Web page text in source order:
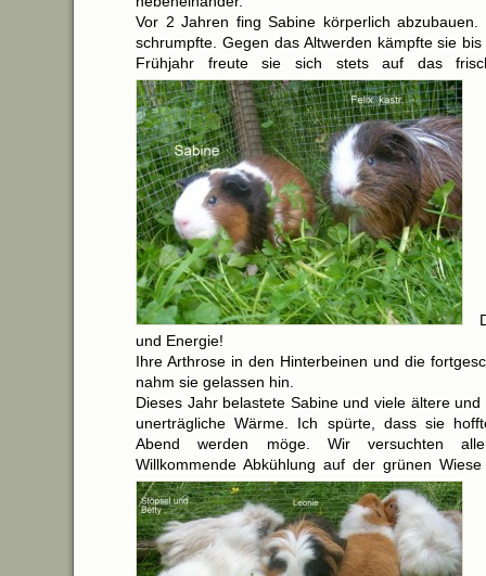
Vor 2 Jahren fing Sabine körperlich abzubauen.
schrumpfte. Gegen das Altwerden kämpfte sie
Frühjahr freute sie sich stets auf das
und Energie!
Ihre Arthrose in den Hinterbeinen und die
nahm sie gelassen hin.
Dieses Jahr belastete Sabine und viele ältere
unerträgliche Wärme. Ich spürte, dass sie
Abend werden möge. Wir versuchten
Willkommende Abkühlung auf der grünen